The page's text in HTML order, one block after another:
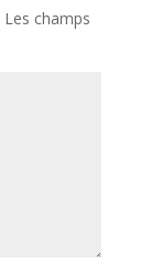
Les champs